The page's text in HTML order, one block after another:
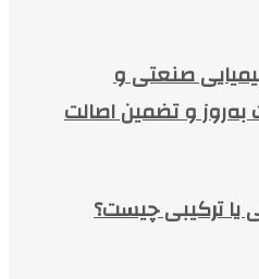
صنعتی و
و تضمین اصالت
ترکیبی چیست؟